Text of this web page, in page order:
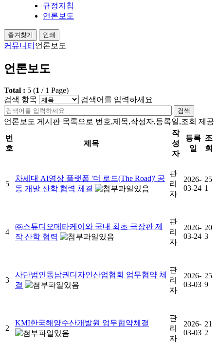
규정지침
언론보도
즐겨찾기 인쇄
커뮤니티 언론보도
언론보도
Total : 5 (1 / 1 Page)
검색 항목
검색어를 입력하세요
검색
언론보도 게시판 목록으로 번호,제목,작성자,등록일,조회 제공
번
호
제목
작
성
자
등록
일
조
회
5
차세대 AI영상 플랫폼 '더 로드(The Road)' 공
동 개발 산학 협력 체결
관
리
자
2026-
03-24
25
1
4
㈜스튜디오메타케이와 국내 최초 극장판 제
작 산학 협력
관
리
자
2026-
03-24
20
3
3
사단법인동남권디자인산업협회 업무협약 체
결
관
리
자
2026-
03-03
25
9
2
KMI한국해양수산개발원 업무협약체결
관
리
자
2026-
03-03
21
2